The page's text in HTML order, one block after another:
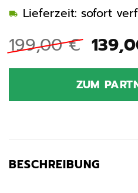
199,00€
Preis
war:
Lieferzeit: sofort
ZUM
BESCHREIBUNG